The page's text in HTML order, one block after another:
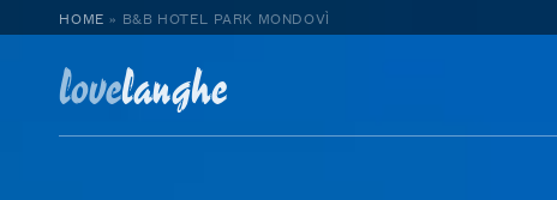
HOME » B&B HOTEL PARK MONDOVÌ
lovelanghe